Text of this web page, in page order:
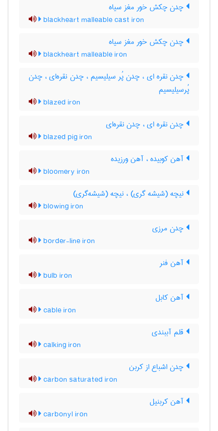
چدن چکش خور مغز سیاه
blackheart malleable cast iron
چدن چکش خور مغز سیاه
blackheart malleable iron
چدن نقره ای ، چدن پُر سیلیسیم ، چدن نقره‌ای ، چدن
پُرسیلیسیم
blazed iron
چدن نقره ای ، چدن نقره‌ای
blazed pig iron
آهن کوبیده ، آهن ورزیده
bloomery iron
نیچه (شیشه گری) ، نیچه (شیشه‌گری)
blowing iron
چدن مرزی
border-line iron
آهن فنر
bulb iron
آهن کابل
cable iron
قلم آببندی
calking iron
چدن اشباع از کربن
carbon saturated iron
آهن کربنیل
carbonyl iron